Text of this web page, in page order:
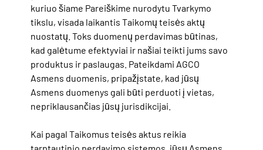
kuriuo šiame Pareiškime nurodytu Tvarkymo
tikslu, visada laikantis Taikomų teisės aktų
nuostatų. Toks duomenų perdavimas būtinas,
kad galėtume efektyviai ir našiai teikti jums savo
produktus ir paslaugas. Pateikdami AGCO
Asmens duomenis, pripažįstate, kad jūsų
Asmens duomenys gali būti perduoti į vietas,
nepriklausančias jūsų jurisdikcijai.
Kai pagal Taikomus teisės aktus reikia
tarptautinio perdavimo sistemos, jūsų Asmens